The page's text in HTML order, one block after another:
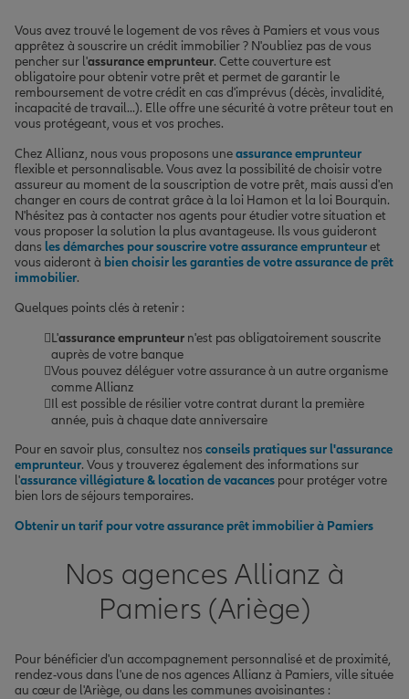
Vous avez trouvé le logement de vos rêves à Pamiers et vous vous
apprêtez à souscrire un crédit immobilier ? N'oubliez pas de vous
pencher sur l'assurance emprunteur. Cette couverture est
obligatoire pour obtenir votre prêt et permet de garantir le
remboursement de votre crédit en cas d'imprévus (décès, invalidité,
incapacité de travail...). Elle offre une sécurité à votre prêteur tout en
vous protégeant, vous et vos proches.
Chez Allianz, nous vous proposons uneassurance emprunteur
flexible et personnalisable. Vous avez la possibilité de choisir votre
assureur au moment de la souscription de votre prêt, mais aussi d'en
changer en cours de contrat grâce à la loi Hamon et la loi Bourquin.
N'hésitez pas à contacter nos agents pour étudier votre situation et
vous proposer la solution la plus avantageuse. Ils vous guideront
dans les démarches pour souscrire votre assurance emprunteuret
vous aideront à bien choisir les garanties de votre assurance de prêt
immobilier.
Quelques points clés à retenir :
L'assurance emprunteur n'est pas obligatoirement souscrite
auprès de votre banque
Vous pouvez déléguer votre assurance à un autre organisme
comme Allianz
Il est possible de résilier votre contrat durant la première
année, puis à chaque date anniversaire
Pour en savoir plus, consultez nos conseils pratiques sur l'assurance
emprunteur. Vous y trouverez également des informations sur
l'assurance villégiature & location de vacances pour protéger votre
bien lors de séjours temporaires.
Obtenir un tarif pour votre assurance prêt immobilier à Pamiers
Nos agences Allianz à
Pamiers (Ariège)
Pour bénéficier d'un accompagnement personnalisé et de proximité,
rendez-vous dans l'une de nos agences Allianz à Pamiers, ville située
au cœur de l'Ariège, ou dans les communes avoisinantes :